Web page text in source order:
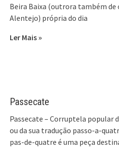
Beira Baixa (outrora também
Alentejo) própria do dia
Ler Mais »
Passecate
Passecate – Corruptela popular
ou da sua tradução passo-a-
pas-de-quatre é uma peça